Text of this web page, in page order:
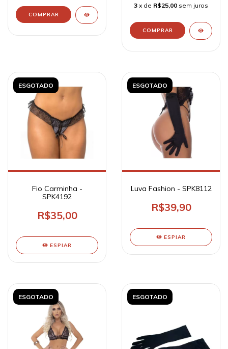
3 x de R$25,00 sem juros
ESGOTADO
Fio Carminha -
SPK4192
R$35,00
ESPIAR
ESGOTADO
Luva Fashion - SPK8112
R$39,90
ESPIAR
ESGOTADO ESGOTADO